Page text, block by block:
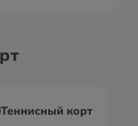
Теннисный корт